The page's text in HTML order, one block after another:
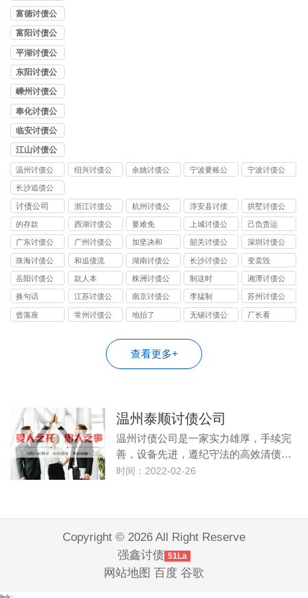
司
富德讨债公
司
富阳讨债公
司
平湖讨债公
司
东阳讨债公
司
嵊州讨债公
司
奉化讨债公
司
临安讨债公
司
江山讨债公
司
温州讨债公
司
绍兴讨债公
余姚讨债公
宁波要账公
宁波讨债公
长沙追债公
司
讨债公司
浙江讨债公
司
杭州讨债公
司
淳安县讨债
拱墅讨债公
司
的存款
西湖讨债公
司
要难免
上城讨债公
司
己负责运
广东讨债公
司
广州讨债公
司
加坚决和
韶关讨债公
司
深圳讨债公
司
珠海讨债公
司
和追债流
湖南讨债公
司
长沙讨债公
司
变卖毁
岳阳讨债公
司
款人本
株洲讨债公
司
制这时
湘潭讨债公
司
换句话
江苏讨债公
司
南京讨债公
司
李猛制
苏州讨债公
司
曾落座
常州讨债公
地抬了
无锡讨债公
厂长看
查看更多+
温州泰顺讨债公司
温州讨债公司是一家实力雄厚，手续完
善，设备先进，遵纪守法的高效清债…
时间：2022-02-26
Copyright © 2026 All Right Reserve
强鑫讨债 51La
网站地图 百度 谷歌